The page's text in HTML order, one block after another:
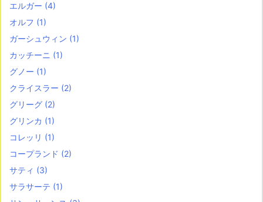
エルガー (4)
オルフ (1)
ガーシュウィン (1)
カッチーニ (1)
グノー (1)
クライスラー (2)
グリーグ (2)
グリンカ (1)
コレッリ (1)
コープランド (2)
サティ (3)
サラサーテ (1)